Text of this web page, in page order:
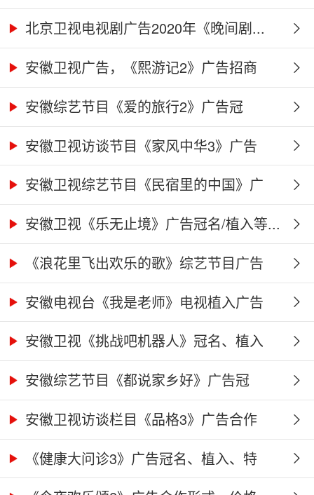
北京卫视电视剧广告2020年《晚间剧...
安徽卫视广告，《熙游记2》广告招商
合...安徽综艺节目《爱的旅行2》广告冠
名、...
安徽卫视访谈节目《家风中华3》广告
合...安徽卫视综艺节目《民宿里的中国》广
告...安徽卫视《乐无止境》广告冠名/植入等...
《浪花里飞出欢乐的歌》综艺节目广告
冠...安徽电视台《我是老师》电视植入广告
价...安徽卫视《挑战吧机器人》冠名、植入
广...安徽综艺节目《都说家乡好》广告冠
名、...
安徽卫视访谈栏目《品格3》广告合作
权...《健康大问诊3》广告冠名、植入、特